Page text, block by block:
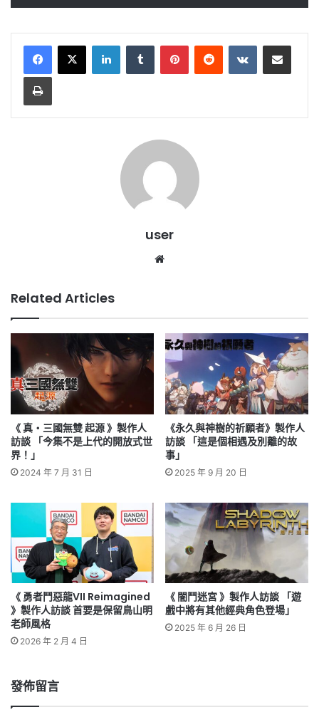
LinkedInTumblr PinterestReddit VKontakteShare via Email
Print
user
Related Articles
《 真‧三國無雙 起源 》製作人
訪談 「今集不是上代的開放式世
界！」
2024 年 7 月 31 日
《永久與神樹的祈願者》製作人
訪談 「這是個相遇及別離的故
事」
2025 年 9 月 20 日
《 勇者鬥惡龍VII Reimagined
》製作人訪談 首要是保留鳥山明
老師風格
2026 年 2 月 4 日
《 闇鬥迷宮 》製作人訪談 「遊
戲中將有其他經典角色登場」
2025 年 6 月 26 日
發佈留言